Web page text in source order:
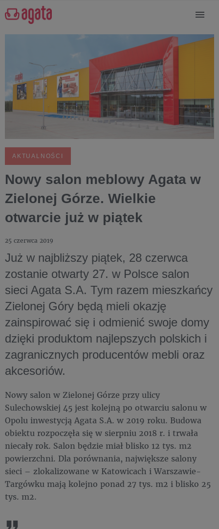
AKTUALNOŚCI
Nowy salon meblowy Agata w
Zielonej Górze. Wielkie
otwarcie już w piątek
25 czerwca 2019
Już w najbliższy piątek, 28 czerwca
zostanie otwarty 27. w Polsce salon
sieci Agata S.A. Tym razem mieszkańcy
Zielonej Góry będą mieli okazję
zainspirować się i odmienić swoje domy
dzięki produktom najlepszych polskich i
zagranicznych producentów mebli oraz
akcesoriów.
Nowy salon w Zielonej Górze przy ulicy
Sulechowskiej 45 jest kolejną po otwarciu salonu w
Opolu inwestycją Agata S.A. w 2019 roku. Budowa
obiektu rozpoczęła się w sierpniu 2018 r. i trwała
niecały rok. Salon będzie miał blisko 12 tys. m2
powierzchni. Dla porównania, największe salony
sieci – zlokalizowane w Katowicach i Warszawie-
Targówku mają kolejno ponad 27 tys. m2 i blisko 25
tys. m2.